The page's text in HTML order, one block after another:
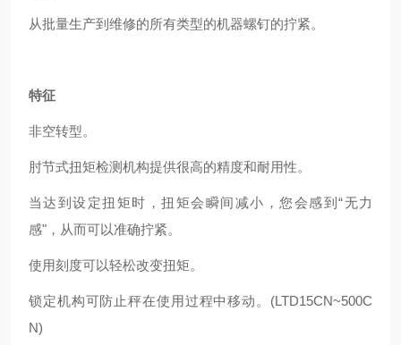
从批量生产到维修的所有类型的机器螺钉的拧紧。
特征
非空转型。
肘节式扭矩检测机构提供很高的精度和耐用性。
当达到设定扭矩时，扭矩会瞬间减小，您会感到“无力
感"，从而可以准确拧紧。
使用刻度可以轻松改变扭矩。
锁定机构可防止秤在使用过程中移动。(LTD15CN~500C
N)